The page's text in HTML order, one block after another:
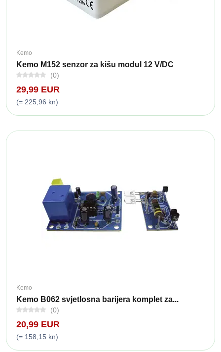
Kemo
Kemo M152 senzor za kišu modul 12 V/DC
(0)
29,99 EUR
(= 225,96 kn)
Kemo
Kemo B062 svjetlosna barijera komplet za...
(0)
20,99 EUR
(= 158,15 kn)